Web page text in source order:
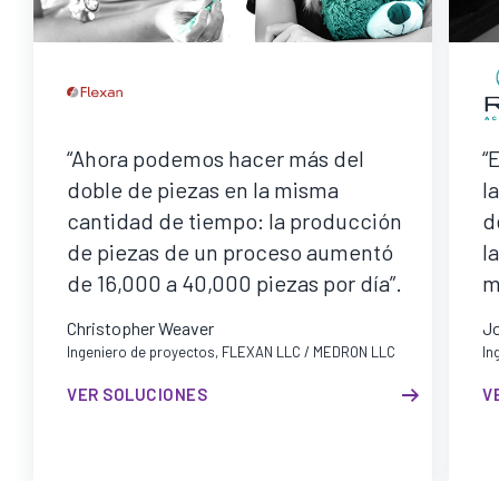
“Ahora podemos hacer más del
doble de piezas en la misma
cantidad de tiempo: la producción
de piezas de un proceso aumentó
de 16,000 a 40,000 piezas por día”.
Christopher Weaver
Ingeniero de proyectos, FLEXAN LLC / MEDRON LLC
VER SOLUCIONES